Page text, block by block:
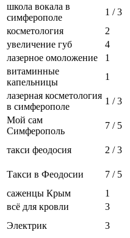
школа вокала в
симферополе
1 / 3
косметология
2
увеличение губ
4
лазерное омоложение
1
витаминные
капельницы
1
лазерная косметология
в симферополе
1 / 3
Мой сам
Симферополь
7 / 5
такси феодосия 2 / 3
Такси в Феодосии 7 / 5
саженцы Крым
1
всё для кровли
3
Электрик
3